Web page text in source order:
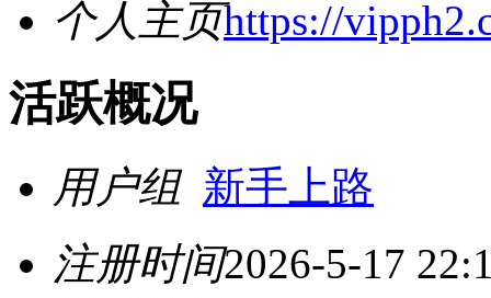
个人主页https://
活跃概况
用户组 新手上路
注册时间2026-5-17